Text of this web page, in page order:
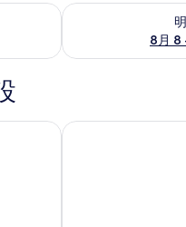
チェック
8月 8
明日 8月 8 - 8月 9
テラスリゾート